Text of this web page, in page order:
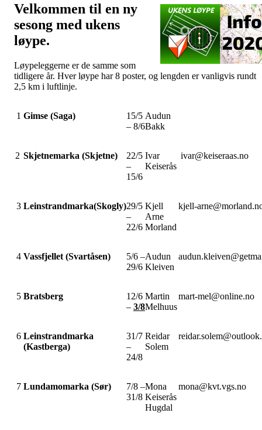
Velkommen til en ny
sesong med ukens
løype.
Løypeleggerne er de samme som
tidligere år. Hver løype har 8 poster, og lengden er vanligvis rundt
2,5 km i luftlinje.
1 Gimse (Saga)
15/5
– 8/6
Audun
Bakk
2 Skjetnemarka (Skjetne)
22/5
–
15/6
Ivar
Keiserås
ivar@keiseraas.no
3 Leinstrandmarka(Skogly)29/5
–
22/6
Kjell
Arne
Morland
kjell-
4 Vassfjellet (Svartåsen)
5/6 –
29/6
Audun
Kleiven
5 Bratsberg
12/6
– 3/8
Martin
Melhuus
mart-mel@online.no
6 Leinstrandmarka
(Kastberga)
31/7
–
24/8
Reidar
Solem
7 Lundamomarka (Sør)
7/8 –
31/8
Mona
Keiserås
Hugdal
mona@kvt.vgs.no